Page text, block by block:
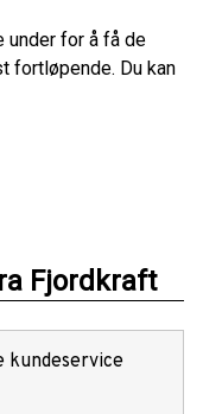
under for å få de
fortløpende. Du kan
Fjordkraft
kundeservice